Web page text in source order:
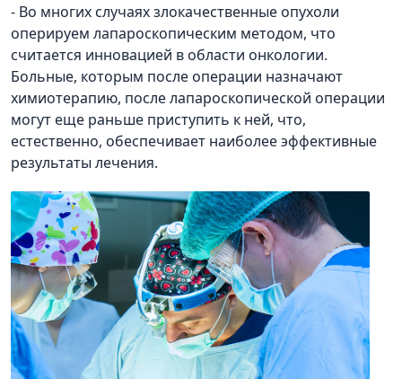
- Во многих случаях злокачественные опухоли
оперируем лапароскопическим методом, что
считается инновацией в области онкологии.
Больные, которым после операции назначают
химиотерапию, после лапароскопической операции
могут еще раньше приступить к ней, что,
естественно, обеспечивает наиболее эффективные
результаты лечения.